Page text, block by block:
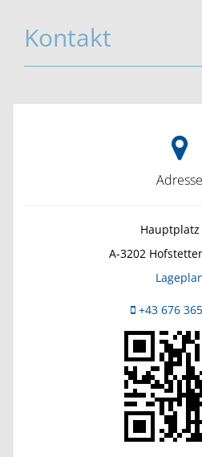
Kontakt
Adresse
Hauptplatz
A-3202
+43 676